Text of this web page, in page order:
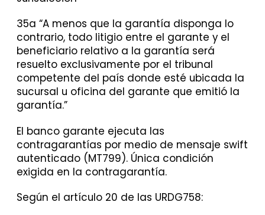
35a “A menos que la garantía disponga lo
contrario, todo litigio entre el garante y el
beneficiario relativo a la garantía será
resuelto exclusivamente por el tribunal
competente del país donde esté ubicada la
sucursal u oficina del garante que emitió la
garantía.”
El banco garante ejecuta las
contragarantías por medio de mensaje swift
autenticado (MT799). Única condición
exigida en la contragarantía.
Según el artículo 20 de las URDG758: